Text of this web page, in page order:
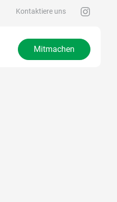
Kontaktiere uns
Mitmachen